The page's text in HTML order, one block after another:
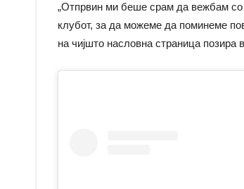
„Отпрвин ми беше срам да вежбам со
клубот, за да можеме да поминеме
на чијшто насловна страница позира